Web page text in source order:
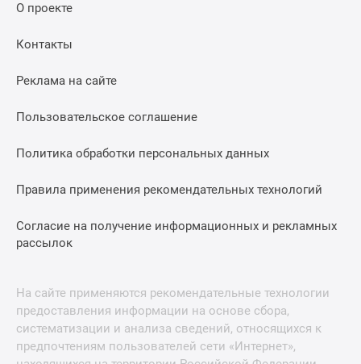
О проекте
Контакты
Реклама на сайте
Пользовательское соглашение
Политика обработки персональных данных
Правила применения рекомендательных технологий
Согласие на получение информационных и рекламных
рассылок
На сайте применяются рекомендательные технологии
предоставления информации на основе сбора,
систематизации и анализа сведений, относящихся к
предпочтениям пользователей сети «Интернет»,